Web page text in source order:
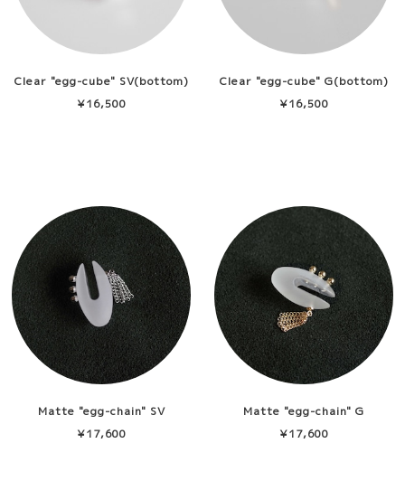
Clear "egg-cube" SV(bottom)
¥16,500
Clear "egg-cube" G(bottom)
¥16,500
Matte "egg-chain" SV
¥17,600
Matte "egg-chain" G
¥17,600